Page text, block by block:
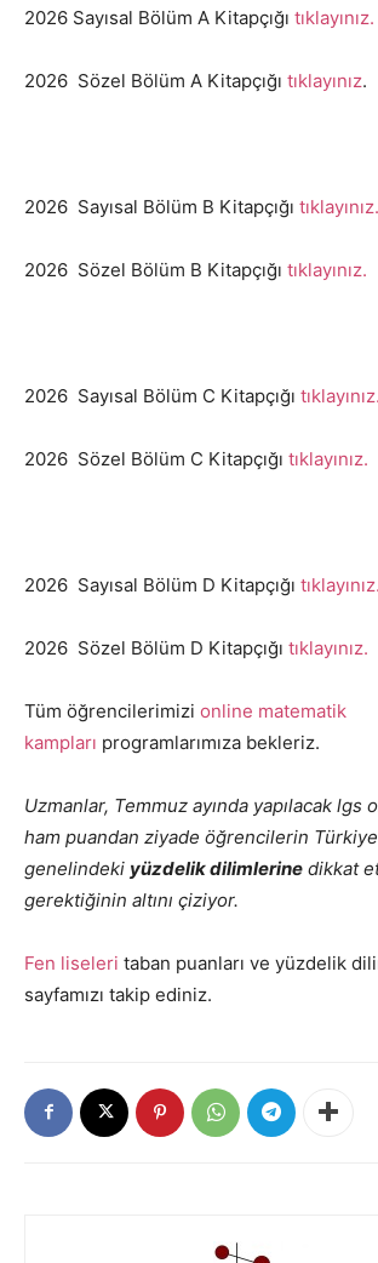
2026 Sayısal Bölüm A Kitapçığı tıklayınız.
2026 Sözel Bölüm A Kitapçığı tıklayınız.
2026 Sayısal Bölüm B Kitapçığı tıklayınız.
2026 Sözel Bölüm B Kitapçığı tıklayınız.
2026 Sayısal Bölüm C Kitapçığı tıklayınız.
2026 Sözel Bölüm C Kitapçığı tıklayınız.
2026 Sayısal Bölüm D Kitapçığı tıklayınız.
2026 Sözel Bölüm D Kitapçığı tıklayınız.
Tüm öğrencilerimizi online matematik
kampları programlarımıza bekleriz.
Uzmanlar, Temmuz ayında yapılacak
ham puandan ziyade öğrencilerin
genelindeki yüzdelik dilimlerine dikkat
gerektiğinin altını çiziyor.
Fen liseleri taban puanları ve yüzdelik
sayfamızı takip ediniz.